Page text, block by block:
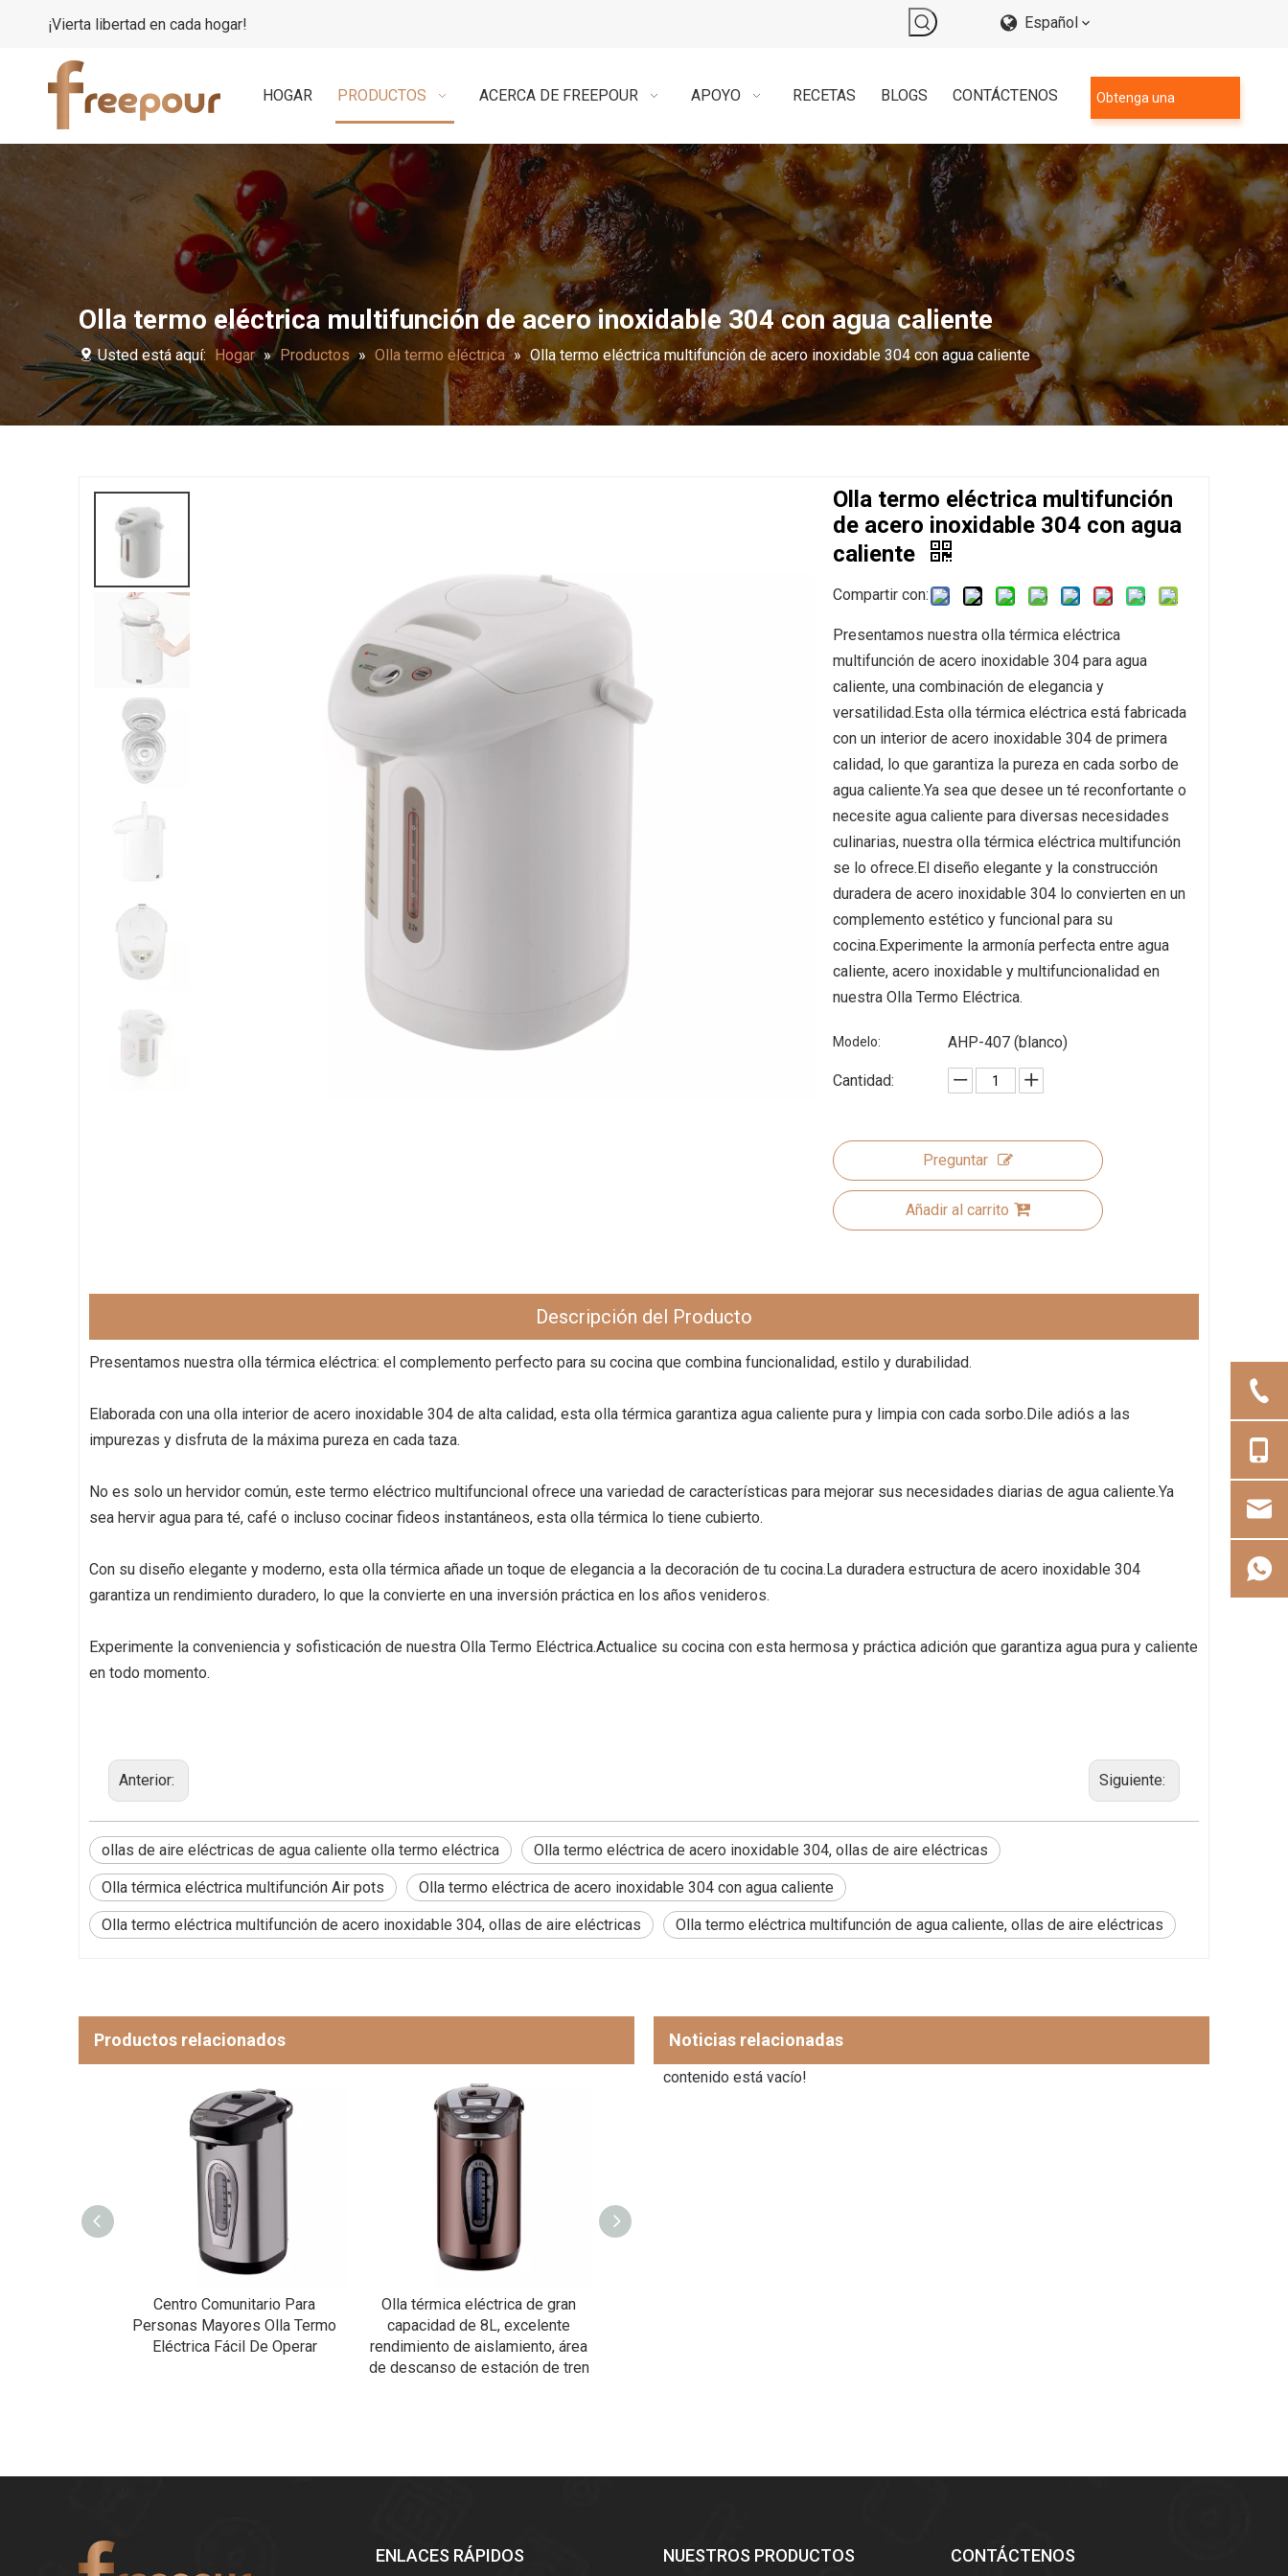
¡Vierta libertad en cada hogar! Español
HOGAR PRODUCTOS ACERCA DE FREEPOUR APOYO RECETAS BLOGS CONTÁCTENOS Obtenga una
Olla termo eléctrica multifunción de acero inoxidable 304 con agua caliente
Usted está aquí: Hogar » Productos » Olla termo eléctrica » Olla termo eléctrica multifunción de acero inoxidable 304 con agua caliente
Olla termo eléctrica multifunción
de acero inoxidable 304 con agua
caliente
Compartir con:
Presentamos nuestra olla térmica eléctrica
multifunción de acero inoxidable 304 para agua
caliente, una combinación de elegancia y
versatilidad.Esta olla térmica eléctrica está fabricada
con un interior de acero inoxidable 304 de primera
calidad, lo que garantiza la pureza en cada sorbo de
agua caliente.Ya sea que desee un té reconfortante o
necesite agua caliente para diversas necesidades
culinarias, nuestra olla térmica eléctrica multifunción
se lo ofrece.El diseño elegante y la construcción
duradera de acero inoxidable 304 lo convierten en un
complemento estético y funcional para su
cocina.Experimente la armonía perfecta entre agua
caliente, acero inoxidable y multifuncionalidad en
nuestra Olla Termo Eléctrica.
Modelo: AHP-407 (blanco)
Cantidad:
Preguntar
Añadir al carrito
Descripción del Producto
Presentamos nuestra olla térmica eléctrica: el complemento perfecto para su cocina que combina funcionalidad, estilo y durabilidad.
Elaborada con una olla interior de acero inoxidable 304 de alta calidad, esta olla térmica garantiza agua caliente pura y limpia con cada sorbo.Dile adiós a las
impurezas y disfruta de la máxima pureza en cada taza.
No es solo un hervidor común, este termo eléctrico multifuncional ofrece una variedad de características para mejorar sus necesidades diarias de agua caliente.Ya
sea hervir agua para té, café o incluso cocinar fideos instantáneos, esta olla térmica lo tiene cubierto.
Con su diseño elegante y moderno, esta olla térmica añade un toque de elegancia a la decoración de tu cocina.La duradera estructura de acero inoxidable 304
garantiza un rendimiento duradero, lo que la convierte en una inversión práctica en los años venideros.
Experimente la conveniencia y sofisticación de nuestra Olla Termo Eléctrica.Actualice su cocina con esta hermosa y práctica adición que garantiza agua pura y caliente
en todo momento.
Anterior: Siguiente:
ollas de aire eléctricas de agua caliente olla termo eléctrica Olla termo eléctrica de acero inoxidable 304, ollas de aire eléctricas
Olla térmica eléctrica multifunción Air pots Olla termo eléctrica de acero inoxidable 304 con agua caliente
Olla termo eléctrica multifunción de acero inoxidable 304, ollas de aire eléctricas Olla termo eléctrica multifunción de agua caliente, ollas de aire eléctricas
Productos relacionados
Centro Comunitario Para
Personas Mayores Olla Termo
Eléctrica Fácil De Operar
Olla térmica eléctrica de gran
capacidad de 8L, excelente
rendimiento de aislamiento, área
de descanso de estación de tren
Noticias relacionadas
contenido está vacío!
ENLACES RÁPIDOS NUESTROS PRODUCTOS CONTÁCTENOS